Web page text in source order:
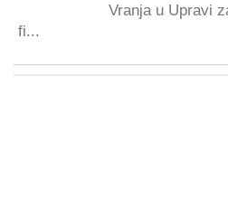
Vranja u Upravi
fi...